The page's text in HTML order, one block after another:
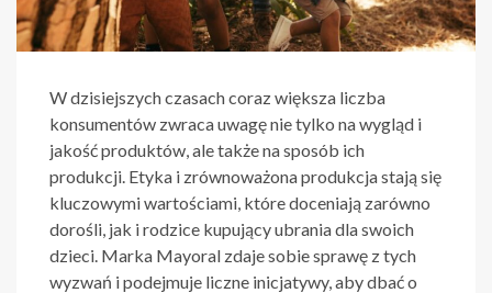
W dzisiejszych czasach coraz większa liczba
konsumentów zwraca uwagę nie tylko na wygląd i
jakość produktów, ale także na sposób ich
produkcji. Etyka i zrównoważona produkcja stają się
kluczowymi wartościami, które doceniają zarówno
dorośli, jak i rodzice kupujący ubrania dla swoich
dzieci. Marka Mayoral zdaje sobie sprawę z tych
wyzwań i podejmuje liczne inicjatywy, aby dbać o